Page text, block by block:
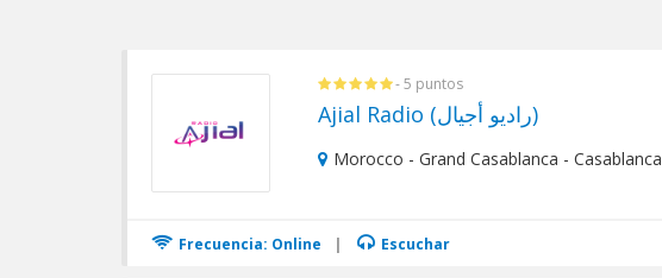
- 5 puntos
Ajial Radio (راديو أجيال)
Morocco - Grand Casablanca - Casablanca
Frecuencia: Online | Escuchar